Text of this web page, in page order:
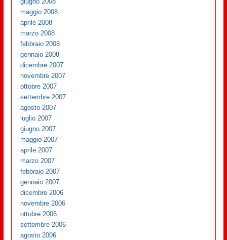
maggio 2008
aprile 2008
marzo 2008
febbraio 2008
gennaio 2008
dicembre 2007
novembre 2007
ottobre 2007
settembre 2007
agosto 2007
luglio 2007
giugno 2007
maggio 2007
aprile 2007
marzo 2007
febbraio 2007
gennaio 2007
dicembre 2006
novembre 2006
ottobre 2006
settembre 2006
agosto 2006